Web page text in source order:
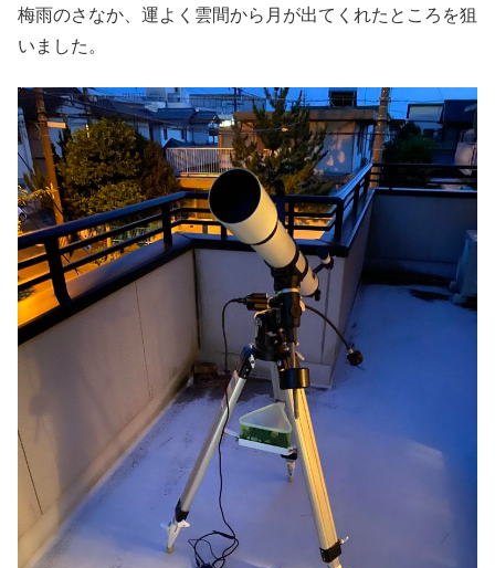
梅雨のさなか、運よく雲間から月が出てくれたところを狙
いました。